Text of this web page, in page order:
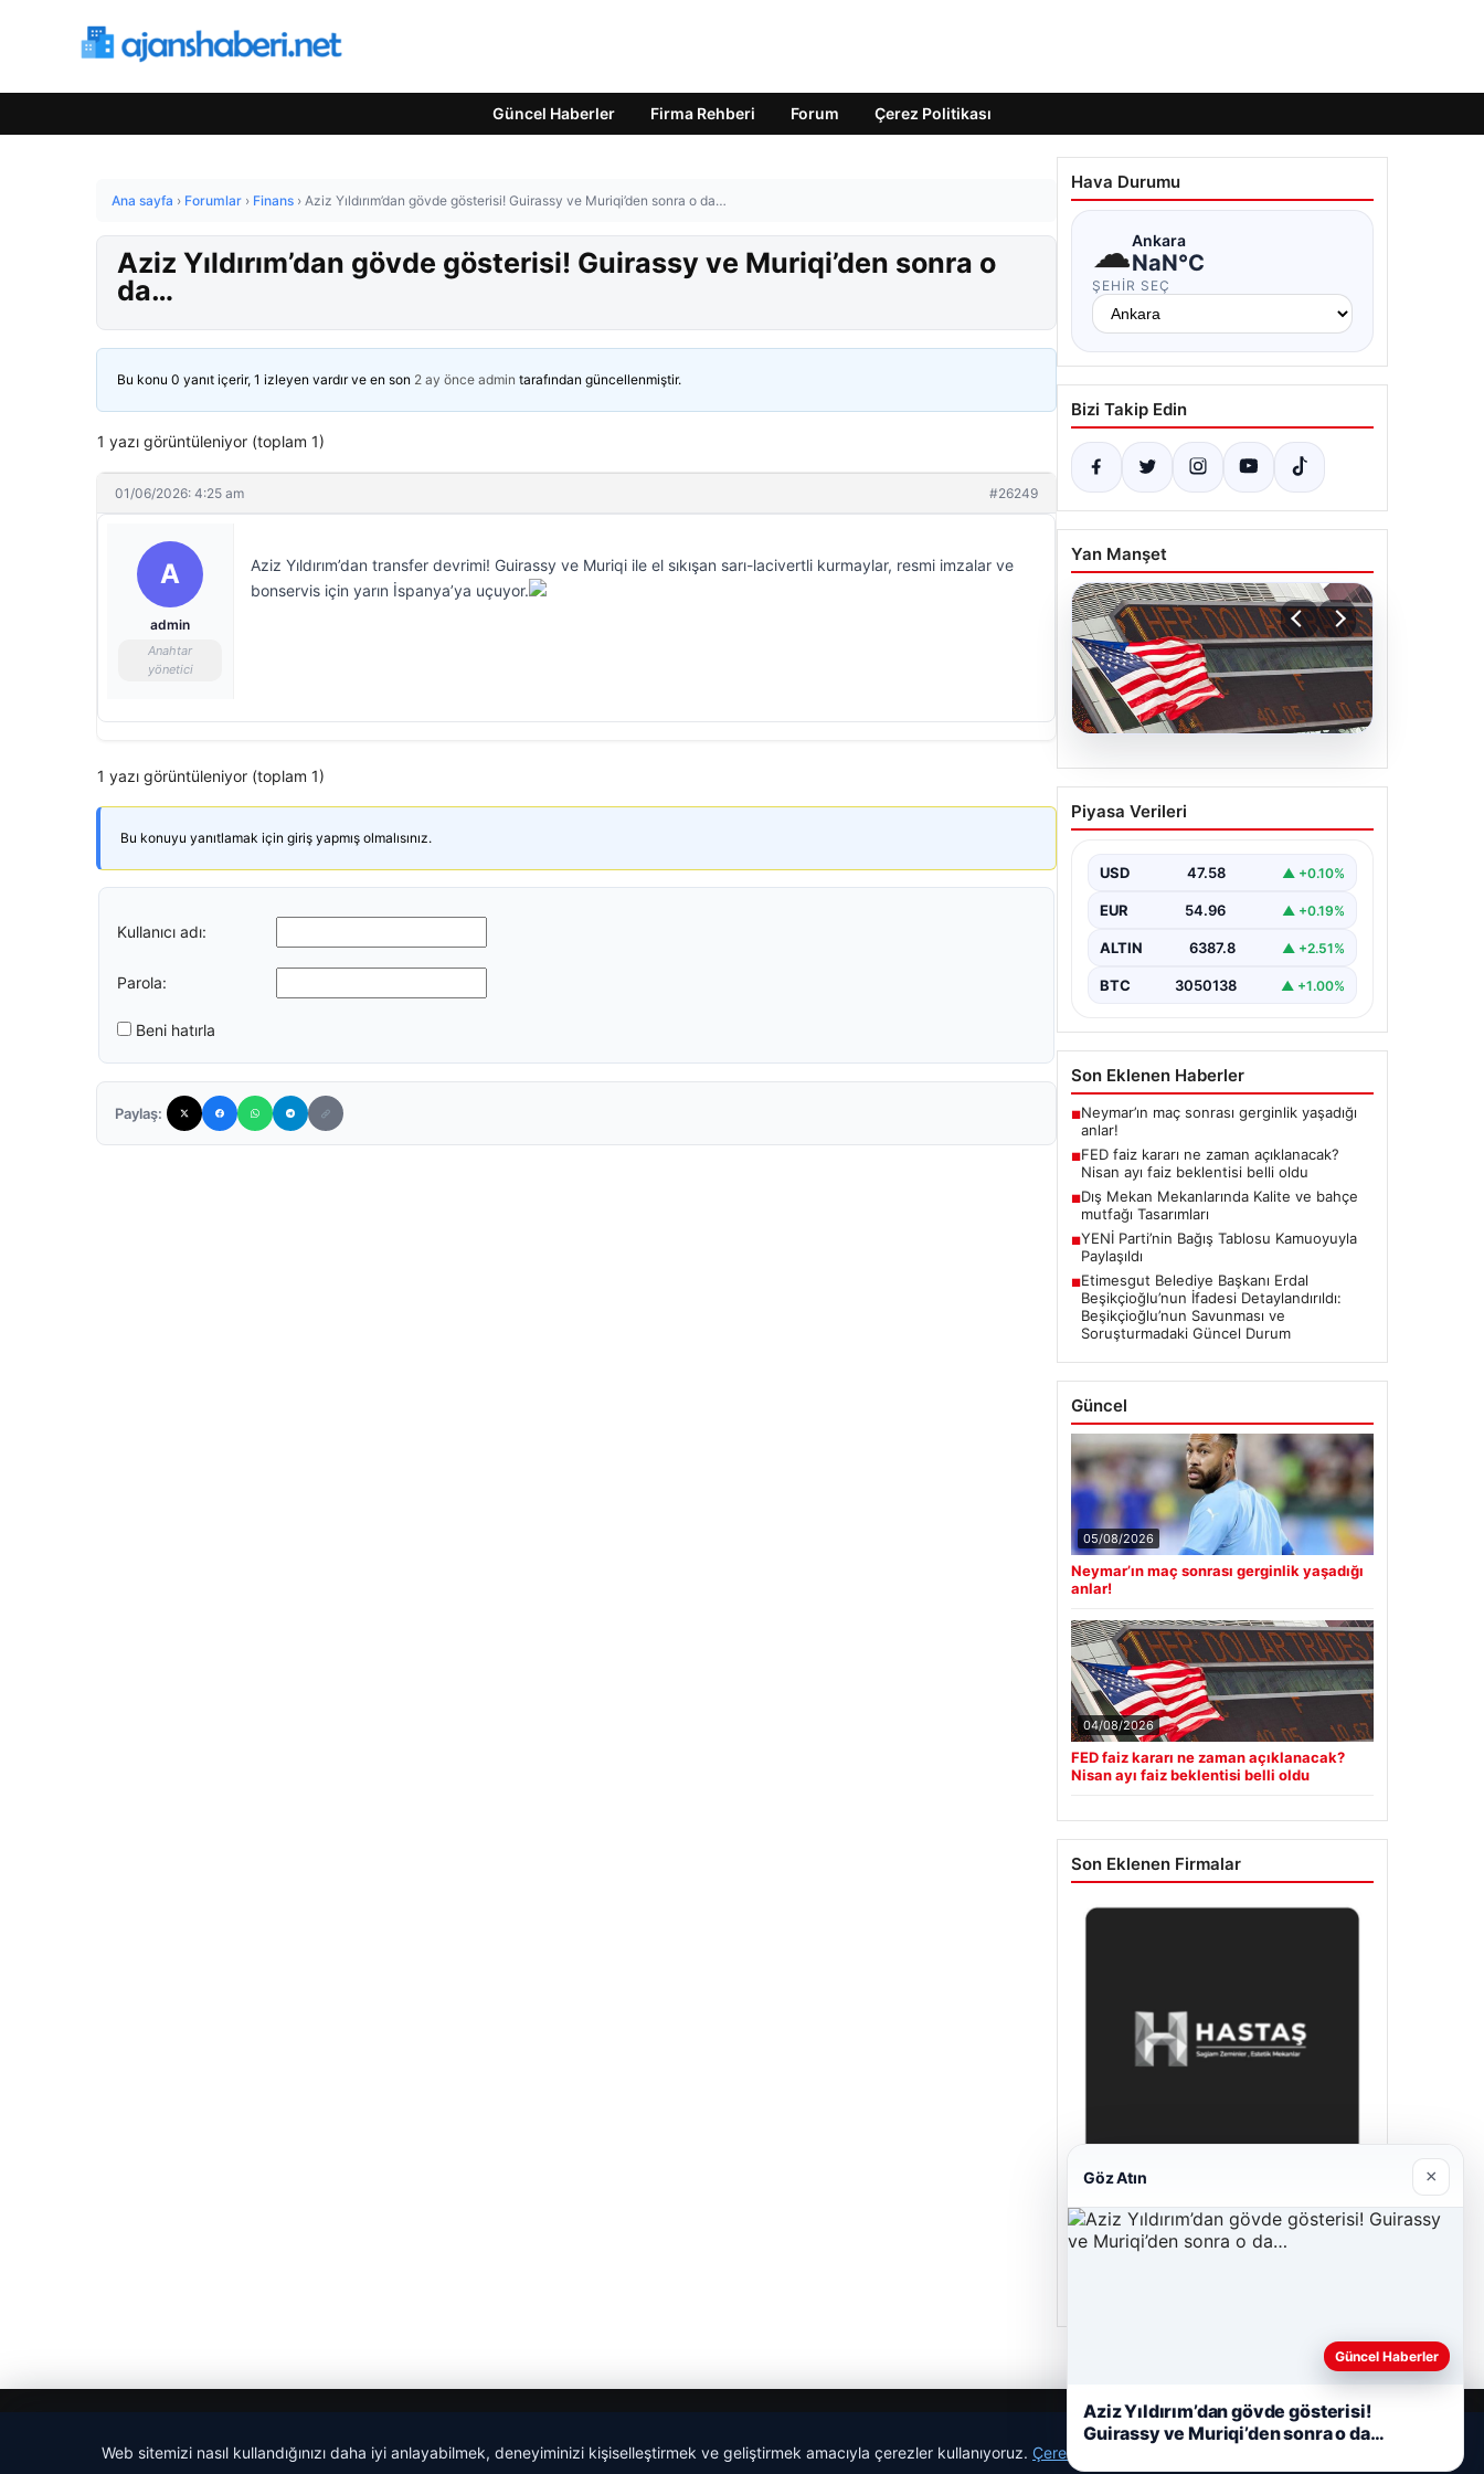
Güncel Haberler Firma Rehberi Forum Çerez Politikası
Ana sayfa › Forumlar › Finans › Aziz Yıldırım’dan gövde gösterisi! Guirassy ve Muriqi’den sonra o da…
Aziz Yıldırım’dan gövde gösterisi! Guirassy ve Muriqi’den sonra o
da…
Bu konu 0 yanıt içerir, 1 izleyen vardır ve en son 2 ay önce admin tarafından güncellenmiştir.
1 yazı görüntüleniyor (toplam 1)
01/06/2026: 4:25 am #26249
A
admin
Anahtar
yönetici
Aziz Yıldırım’dan transfer devrimi! Guirassy ve Muriqi ile el sıkışan sarı-lacivertli kurmaylar, resmi imzalar ve
bonservis için yarın İspanya’ya uçuyor.
1 yazı görüntüleniyor (toplam 1)
Bu konuyu yanıtlamak için giriş yapmış olmalısınız.
Kullanıcı adı:
Parola:
Beni hatırla
Paylaş:
Hava Durumu
☁Ankara
NaN°C
ŞEHIR SEÇ
Bizi Takip Edin
Yan Manşet
04.08.2026
FED faiz kararı ne zaman
açıklanacak? Nisan ayı
Piyasa Verileri
USD 47.58 ▲ +0.10%
EUR 54.96 ▲ +0.19%
ALTIN 6387.8 ▲ +2.51%
BTC 3050138 ▲ +1.00%
Son Eklenen Haberler
■Neymar’ın maç sonrası gerginlik yaşadığı
anlar!
■FED faiz kararı ne zaman açıklanacak?
Nisan ayı faiz beklentisi belli oldu
■Dış Mekan Mekanlarında Kalite ve bahçe
mutfağı Tasarımları
■YENİ Parti’nin Bağış Tablosu Kamuoyuyla
Paylaşıldı
■Etimesgut Belediye Başkanı Erdal
Beşikçioğlu’nun İfadesi Detaylandırıldı:
Beşikçioğlu’nun Savunması ve
Soruşturmadaki Güncel Durum
Güncel
05/08/2026
Neymar’ın maç sonrası gerginlik yaşadığı
anlar!
04/08/2026
FED faiz kararı ne zaman açıklanacak?
Nisan ayı faiz beklentisi belli oldu
Son Eklenen Firmalar
Hastaş Beton
26/05/2026
Web sitemizi nasıl kullandığınızı daha iyi anlayabilmek, deneyiminizi kişiselleştirmek ve geliştirmek amacıyla çerezler kullanıyoruz. Çerez Politikamız
Göz Atın ×
Güncel Haberler
Aziz Yıldırım’dan gövde gösterisi!
Guirassy ve Muriqi’den sonra o da…
malta work and study|lemagrup.com.tr